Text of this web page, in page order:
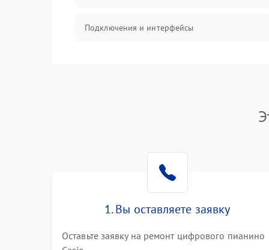
Подключения и интерфейсы
1. Вы оставляете заявку
Оставьте заявку на ремонт цифрового пианино